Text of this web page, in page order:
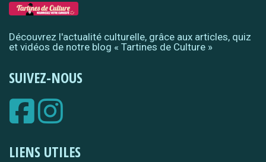
Découvrez l'actualité culturelle, grâce aux articles, quiz
et vidéos de notre blog « Tartines de Culture »
SUIVEZ-NOUS
LIENS UTILES